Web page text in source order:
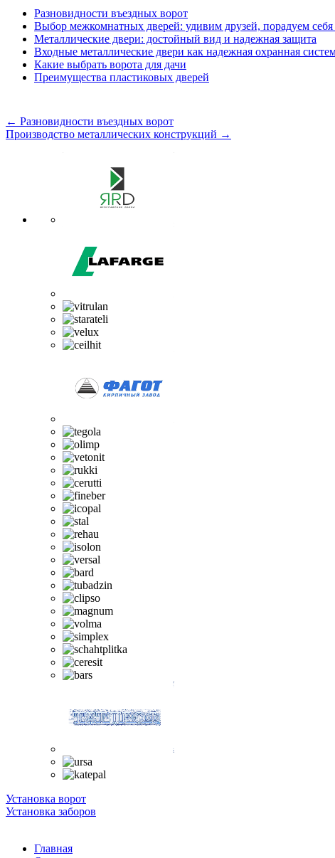
Разновидности въездных ворот
Выбор межкомнатных дверей: удивим друзей, порадуем
Металлические двери: достойный вид и надежная защита
Входные металлические двери как надежная охранная
Какие выбрать ворота для дачи
Преимущества пластиковых дверей
← Разновидности въездных ворот
Производство металлических конструкций →
Установка ворот
Установка заборов
Главная